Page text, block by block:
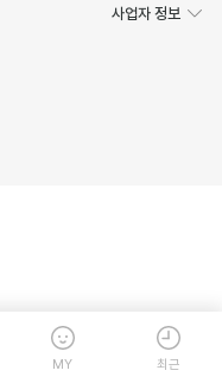
사업자 정보
MY 최근